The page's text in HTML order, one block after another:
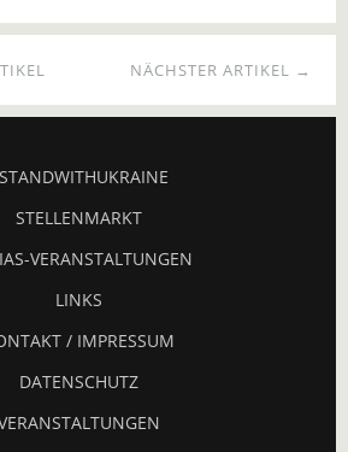
NÄCHSTER ARTIKEL →
STELLENMARKT
VERANSTALTUNGEN
LINKS
/ IMPRESSUM
DATENSCHUTZ